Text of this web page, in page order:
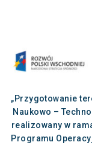
„Przygotowanie
Naukowo –
realizowany w
Programu